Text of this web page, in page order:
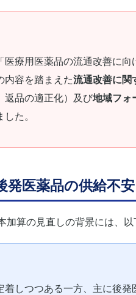
医療用医薬品の流通改善に向
内容を踏まえた流通改善に関
返品の適正化）及び地域フォ
た。
発医薬品の供給不
算の見直しの背景には、以
着しつつある一方、主に後発